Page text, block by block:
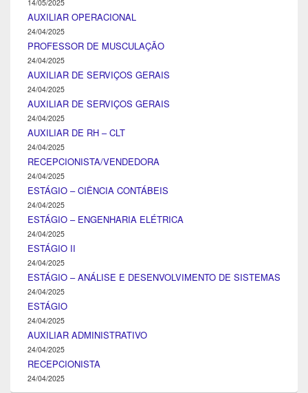
14/05/2025
AUXILIAR OPERACIONAL
24/04/2025
PROFESSOR DE MUSCULAÇÃO
24/04/2025
AUXILIAR DE SERVIÇOS GERAIS
24/04/2025
AUXILIAR DE SERVIÇOS GERAIS
24/04/2025
AUXILIAR DE RH – CLT
24/04/2025
RECEPCIONISTA/VENDEDORA
24/04/2025
ESTÁGIO – CIÊNCIA CONTÁBEIS
24/04/2025
ESTÁGIO – ENGENHARIA ELÉTRICA
24/04/2025
ESTÁGIO II
24/04/2025
ESTÁGIO – ANÁLISE E DESENVOLVIMENTO DE SISTEMAS
24/04/2025
ESTÁGIO
24/04/2025
AUXILIAR ADMINISTRATIVO
24/04/2025
RECEPCIONISTA
24/04/2025